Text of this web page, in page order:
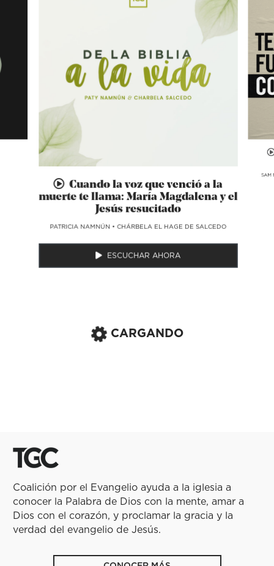
Cuando la voz que venció a la
muerte te llama: María Magdalena y el
Jesús resucitado
​PATRICIA NAMNÚN •CHÁRBELA EL HAGE DE SALCEDO
ESCUCHAR AHORA
SAM
CARGANDO
Coalición por el Evangelio ayuda a la iglesia a
conocer la Palabra de Dios con la mente, amar a
Dios con el corazón, y proclamar la gracia y la
verdad del evangelio de Jesús.